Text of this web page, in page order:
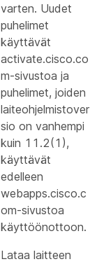
varten. Uudet
puhelimet
käyttävät
activate.cisco.co
m-sivustoa ja
puhelimet, joiden
laiteohjelmistover
sio on vanhempi
kuin 11.2(1),
käyttävät
edelleen
webapps.cisco.c
om-sivustoa
käyttöönottoon.
Lataa laitteen